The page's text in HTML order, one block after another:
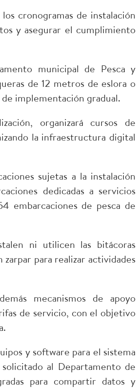
cronogramas de instalación
y asegurar el cumplimiento
municipal de Pesca y
de 12 metros de eslora o
implementación gradual.
organizará cursos de
la infraestructura digital
sujetas a la instalación
dedicadas a servicios
embarcaciones de pesca de
ni utilicen las bitácoras
para realizar actividades
mecanismos de apoyo
de servicio, con el objetivo
y software para el sistema
al Departamento de
para compartir datos y